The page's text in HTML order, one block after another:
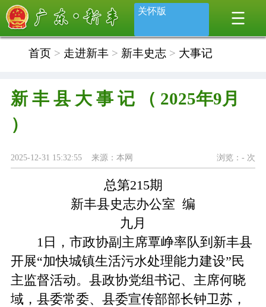
关怀版
首页> 走进新丰> 新丰史志> 大事记
新 丰 县 大 事 记 （ 2025年9月
）
浏览：- 次
2025-12-31 15:32:55 来源：本网
总第215期
新丰县史志办公室 编
九月
1日，市政协副主席覃峥率队到新丰县
开展“加快城镇生活污水处理能力建设”民
主监督活动。县政协党组书记、主席何晓
域，县委常委、县委宣传部部长钟卫苏，